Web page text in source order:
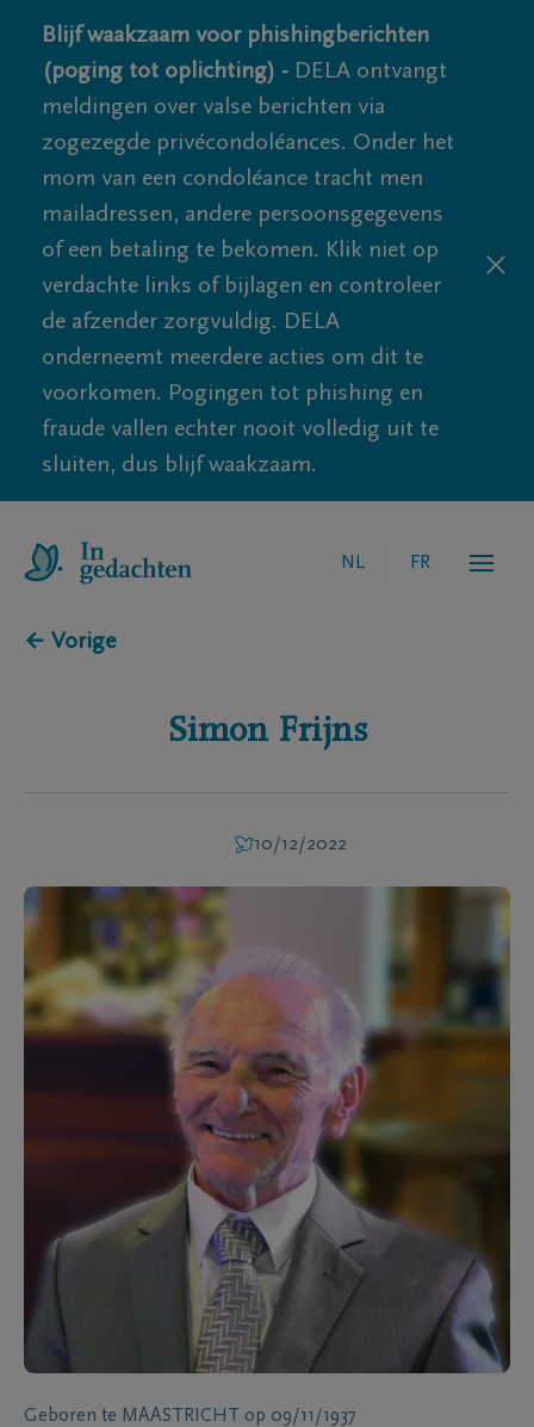
Blijf waakzaam voor phishingberichten
(poging tot oplichting) - DELA ontvangt
meldingen over valse berichten via
zogezegde privécondoléances. Onder het
mom van een condoléance tracht men
mailadressen, andere persoonsgegevens
of een betaling te bekomen. Klik niet op
verdachte links of bijlagen en controleer
de afzender zorgvuldig. DELA
onderneemt meerdere acties om dit te
voorkomen. Pogingen tot phishing en
fraude vallen echter nooit volledig uit te
sluiten, dus blijf waakzaam.
NL FR
← Vorige
Simon Frijns
10/12/2022
Geboren te MAASTRICHT op 09/11/1937